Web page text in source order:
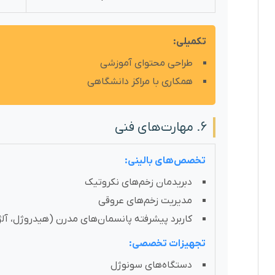
تکمیلی:
طراحی محتوای آموزشی
همکاری با مراکز دانشگاهی
۶. مهارت‌های فنی
تخصص‌های بالینی:
دبریدمان زخم‌های نکروتیک
مدیریت زخم‌های عروقی
کاربرد پیشرفته پانسمان‌های مدرن (هیدروژل،
تجهیزات تخصصی:
دستگاه‌های سونوژل